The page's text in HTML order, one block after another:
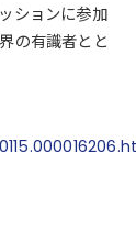
ションに参加
の有識者とと